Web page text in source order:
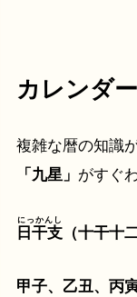
カレンダ
複雑な暦の知識
「九星」 がすぐ
日干支
にっかんし
（十干十二
甲子、乙丑、丙